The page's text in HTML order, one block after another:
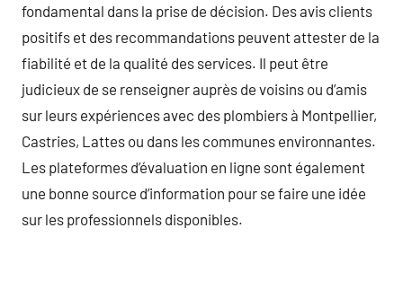
fondamental dans la prise de décision. Des avis clients
positifs et des recommandations peuvent attester de la
fiabilité et de la qualité des services. Il peut être
judicieux de se renseigner auprès de voisins ou d’amis
sur leurs expériences avec des plombiers à Montpellier,
Castries, Lattes ou dans les communes environnantes.
Les plateformes d’évaluation en ligne sont également
une bonne source d’information pour se faire une idée
sur les professionnels disponibles.